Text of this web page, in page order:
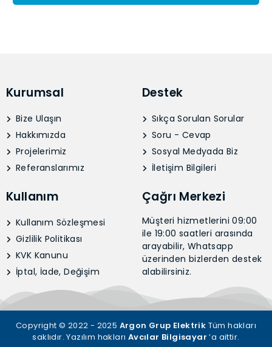
Kurumsal
Bize Ulaşın
Hakkımızda
Projelerimiz
Referanslarımız
Destek
Sıkça Sorulan Sorular
Soru - Cevap
Sosyal Medyada Biz
İletişim Bilgileri
Kullanım
Kullanım Sözleşmesi
Gizlilik Politikası
KVK Kanunu
İptal, İade, Değişim
Çağrı Merkezi
Müşteri hizmetlerini 09:00
ile 19:00 saatleri arasında
arayabilir, Whatsapp
üzerinden bizlerden destek
alabilirsiniz.
Copyright © 2022 - 2025 Argon Grup Elektrik Tüm hakları
saklıdır. Yazılım hakları Avcılar Bilgisayar ’a aittir.